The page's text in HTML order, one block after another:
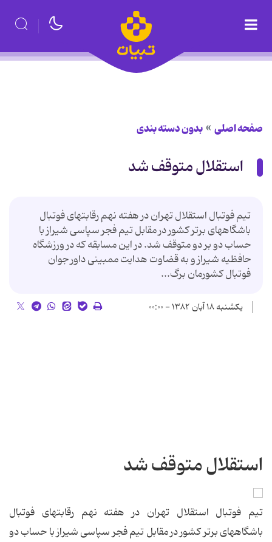
صفحه اصلی بدون دسته بندی
استقلال متوقف شد
تیم فوتبال استقلال تهران در هفته نهم رقابتهای فوتبال
باشگاههای برتر كشور در مقابل تیم فجر سپاسی شیراز با
حساب دو بر دو متوقف شد. در این مسابقه كه در ورزشگاه
حافظیه شیراز و به قضاوت هدایت ممبینی داور جوان
فوتبال كشورمان برگ...
یکشنبه ۱۸ آبان ۱۳۸۲ - ۰۰:۰۰
استقلال متوقف شد
تیم فوتبال استقلال تهران در هفته نهم رقابتهای فوتبال
باشگاههای برتر كشور در مقابل تیم فجر سپاسی شیراز با حساب دو